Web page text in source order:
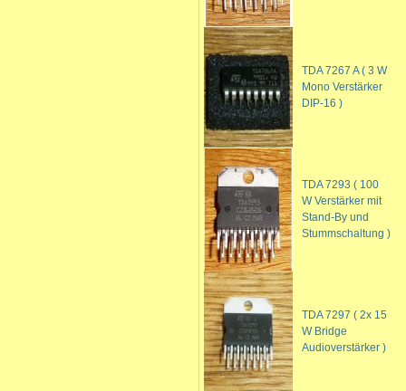
TDA 7267 A ( 3 W
Mono Verstärker
DIP-16 )
TDA 7293 ( 100
W Verstärker mit
Stand-By und
Stummschaltung )
TDA 7297 ( 2x 15
W Bridge
Audioverstärker )